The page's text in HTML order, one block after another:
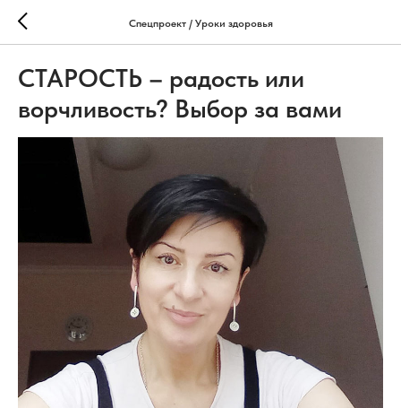
Спецпроект / Уроки здоровья
СТАРОСТЬ – радость или
ворчливость? Выбор за вами